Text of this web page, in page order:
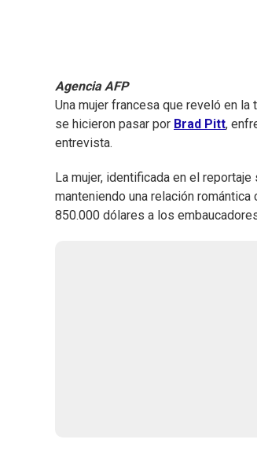
Agencia AFP
Una mujer francesa que reveló en
se hicieron pasar por Brad Pitt,
entrevista.
La mujer, identificada en el
manteniendo una relación
850.000 dólares a los